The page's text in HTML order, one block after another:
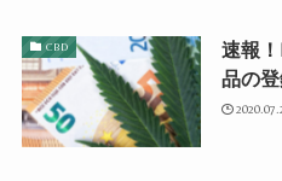
CBD
速報
品の